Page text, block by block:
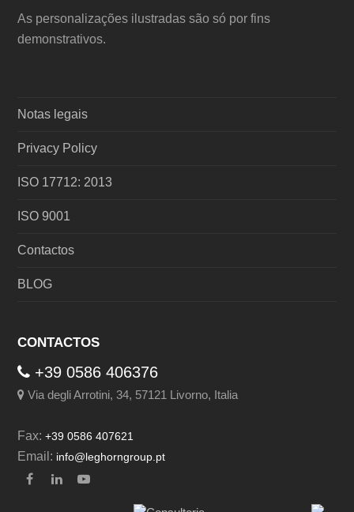
As personalizações ilustradas são só por fins
demonstrativos.
Notas legais
Privacy Policy
ISO 17712: 2013
ISO 9001
Contactos
BLOG
CONTACTOS
+39 0586 406376
Via degli Arrotini, 34, 57121 Livorno, Italia
Fax:+39 0586 407621
Email: info@leghorngroup.pt
Facebook
LinkedInYouTube